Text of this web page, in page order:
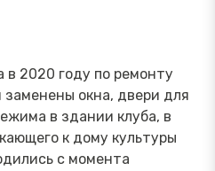
в 2020 году по ремонту
окна, двери для
в здании клуба, в
к дому культуры
с момента